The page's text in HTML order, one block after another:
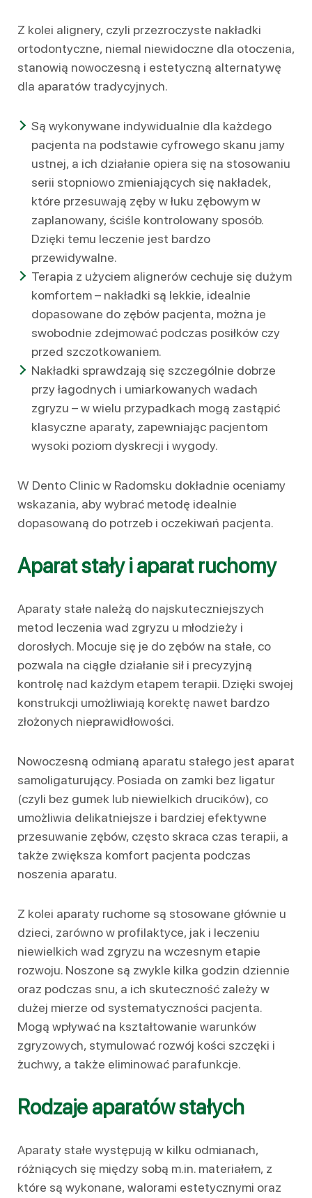
Z kolei alignery, czyli przezroczyste nakładki
ortodontyczne, niemal niewidoczne dla otoczenia,
stanowią nowoczesną i estetyczną alternatywę
dla aparatów tradycyjnych.
Są wykonywane indywidualnie dla każdego
pacjenta na podstawie cyfrowego skanu jamy
ustnej, a ich działanie opiera się na stosowaniu
serii stopniowo zmieniających się nakładek,
które przesuwają zęby w łuku zębowym w
zaplanowany, ściśle kontrolowany sposób.
Dzięki temu leczenie jest bardzo
przewidywalne.
Terapia z użyciem alignerów cechuje się dużym
komfortem – nakładki są lekkie, idealnie
dopasowane do zębów pacjenta, można je
swobodnie zdejmować podczas posiłków czy
przed szczotkowaniem.
Nakładki sprawdzają się szczególnie dobrze
przy łagodnych i umiarkowanych wadach
zgryzu – w wielu przypadkach mogą zastąpić
klasyczne aparaty, zapewniając pacjentom
wysoki poziom dyskrecji i wygody.
W Dento Clinic w Radomsku dokładnie oceniamy
wskazania, aby wybrać metodę idealnie
dopasowaną do potrzeb i oczekiwań pacjenta.
Aparat stały i aparat ruchomy
Aparaty stałe należą do najskuteczniejszych
metod leczenia wad zgryzu u młodzieży i
dorosłych. Mocuje się je do zębów na stałe, co
pozwala na ciągłe działanie sił i precyzyjną
kontrolę nad każdym etapem terapii. Dzięki swojej
konstrukcji umożliwiają korektę nawet bardzo
złożonych nieprawidłowości.
Nowoczesną odmianą aparatu stałego jest aparat
samoligaturujący. Posiada on zamki bez ligatur
(czyli bez gumek lub niewielkich drucików), co
umożliwia delikatniejsze i bardziej efektywne
przesuwanie zębów, często skraca czas terapii, a
także zwiększa komfort pacjenta podczas
noszenia aparatu.
Z kolei aparaty ruchome są stosowane głównie u
dzieci, zarówno w profilaktyce, jak i leczeniu
niewielkich wad zgryzu na wczesnym etapie
rozwoju. Noszone są zwykle kilka godzin dziennie
oraz podczas snu, a ich skuteczność zależy w
dużej mierze od systematyczności pacjenta.
Mogą wpływać na kształtowanie warunków
zgryzowych, stymulować rozwój kości szczęki i
żuchwy, a także eliminować parafunkcje.
Rodzaje aparatów stałych
Aparaty stałe występują w kilku odmianach,
różniących się między sobą m.in. materiałem, z
które są wykonane, walorami estetycznymi oraz